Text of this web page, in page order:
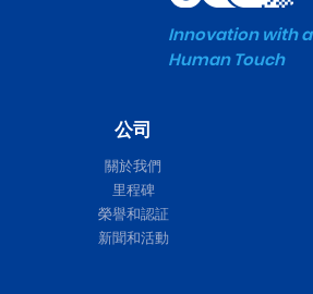
Innovation with a
Human Touch
公司
關於我們
里程碑
榮譽和認証
新聞和活動